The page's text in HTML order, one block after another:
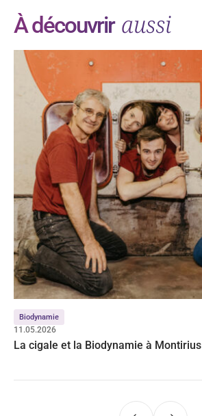
À découvrir aussi
Biodynamie
11.05.2026
La cigale et la Biodynamie à Montirius